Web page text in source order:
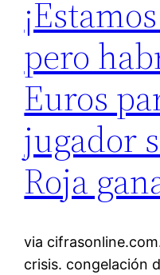
pero
Euros
jugador
Roja
via
crisis. congelación